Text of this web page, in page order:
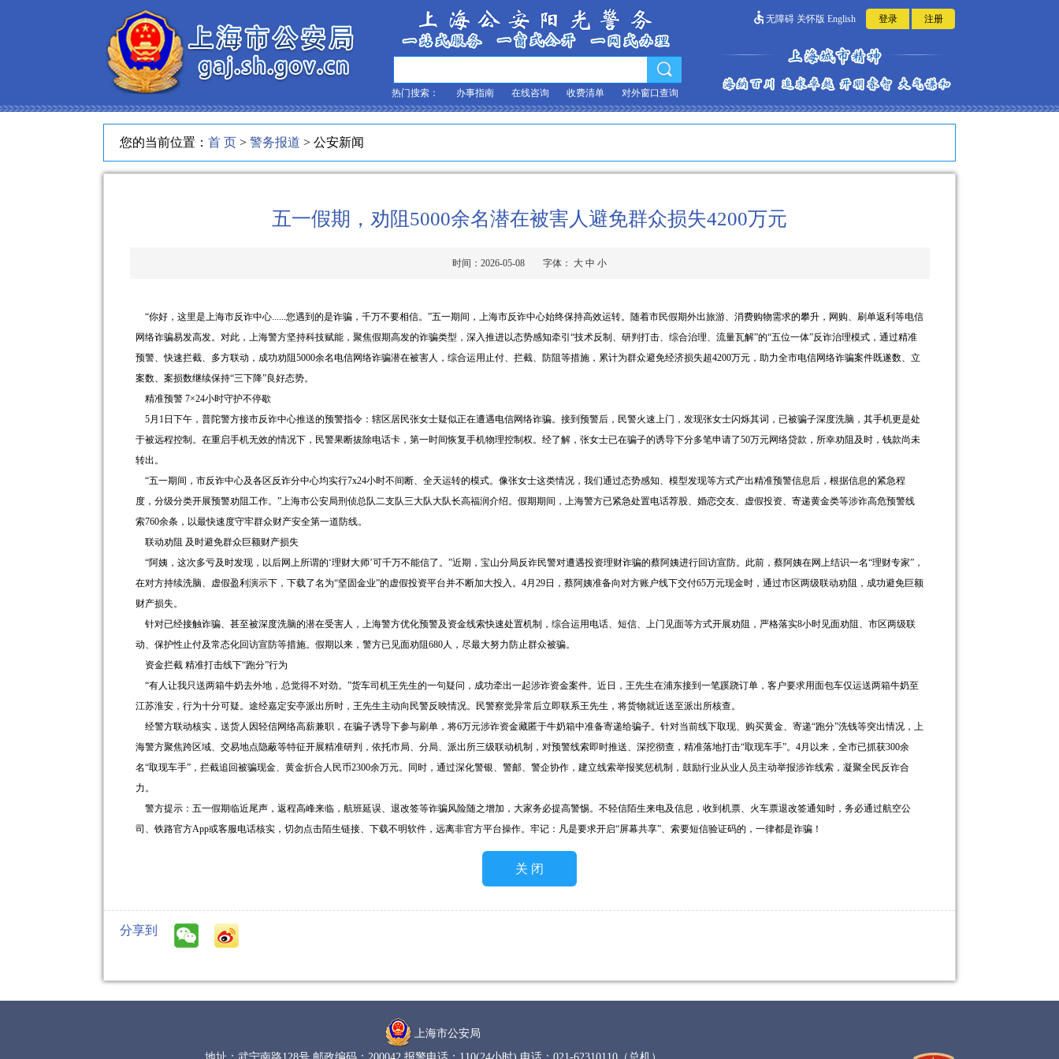
无障碍 关怀版 English
热门搜索： 办事指南 在线咨询 收费清单 对外窗口查询
您的当前位置： 首 页 > 警务报道 > 公安新闻
五一假期，劝阻5000余名潜在被害人避免群众损失4200万元
时间：2026-05-08 字体： 大 中 小
“你好，这里是上海市反诈中心......您遇到的是诈骗，千万不要相信。”五一期间，上海市反诈中心始终保持高效运转。随着市民假期外出旅游、消费购物需求的攀升，网购、刷单返利等电信
网络诈骗易发高发。对此，上海警方坚持科技赋能，聚焦假期高发的诈骗类型，深入推进以态势感知牵引“技术反制、研判打击、综合治理、流量瓦解”的“五位一体”反诈治理模式，通过精准
预警、快速拦截、多方联动，成功劝阻5000余名电信网络诈骗潜在被害人，综合运用止付、拦截、防阻等措施，累计为群众避免经济损失超4200万元，助力全市电信网络诈骗案件既遂数、立
案数、案损数继续保持“三下降”良好态势。
精准预警 7×24小时守护不停歇
5月1日下午，普陀警方接市反诈中心推送的预警指令：辖区居民张女士疑似正在遭遇电信网络诈骗。接到预警后，民警火速上门，发现张女士闪烁其词，已被骗子深度洗脑，其手机更是处
于被远程控制。在重启手机无效的情况下，民警果断拔除电话卡，第一时间恢复手机物理控制权。经了解，张女士已在骗子的诱导下分多笔申请了50万元网络贷款，所幸劝阻及时，钱款尚未
转出。
“五一期间，市反诈中心及各区反诈分中心均实行7x24小时不间断、全天运转的模式。像张女士这类情况，我们通过态势感知、模型发现等方式产出精准预警信息后，根据信息的紧急程
度，分级分类开展预警劝阻工作。”上海市公安局刑侦总队二支队三大队大队长高福润介绍。假期期间，上海警方已紧急处置电话荐股、婚恋交友、虚假投资、寄递黄金类等涉诈高危预警线
索760余条，以最快速度守牢群众财产安全第一道防线。
联动劝阻 及时避免群众巨额财产损失
“阿姨，这次多亏及时发现，以后网上所谓的‘理财大师’可千万不能信了。”近期，宝山分局反诈民警对遭遇投资理财诈骗的蔡阿姨进行回访宣防。此前，蔡阿姨在网上结识一名“理财专家”，
在对方持续洗脑、虚假盈利演示下，下载了名为“坚固金业”的虚假投资平台并不断加大投入。4月29日，蔡阿姨准备向对方账户线下交付65万元现金时，通过市区两级联动劝阻，成功避免巨额
财产损失。
针对已经接触诈骗、甚至被深度洗脑的潜在受害人，上海警方优化预警及资金线索快速处置机制，综合运用电话、短信、上门见面等方式开展劝阻，严格落实8小时见面劝阻、市区两级联
动、保护性止付及常态化回访宣防等措施。假期以来，警方已见面劝阻680人，尽最大努力防止群众被骗。
资金拦截 精准打击线下“跑分”行为
“有人让我只送两箱牛奶去外地，总觉得不对劲。”货车司机王先生的一句疑问，成功牵出一起涉诈资金案件。近日，王先生在浦东接到一笔蹊跷订单，客户要求用面包车仅运送两箱牛奶至
江苏淮安，行为十分可疑。途经嘉定安亭派出所时，王先生主动向民警反映情况。民警察觉异常后立即联系王先生，将货物就近送至派出所核查。
经警方联动核实，送货人因轻信网络高薪兼职，在骗子诱导下参与刷单，将6万元涉诈资金藏匿于牛奶箱中准备寄递给骗子。针对当前线下取现、购买黄金、寄递“跑分”洗钱等突出情况，上
海警方聚焦跨区域、交易地点隐蔽等特征开展精准研判，依托市局、分局、派出所三级联动机制，对预警线索即时推送、深挖彻查，精准落地打击“取现车手”。4月以来，全市已抓获300余
名“取现车手”，拦截追回被骗现金、黄金折合人民币2300余万元。同时，通过深化警银、警邮、警企协作，建立线索举报奖惩机制，鼓励行业从业人员主动举报涉诈线索，凝聚全民反诈合
力。
警方提示：五一假期临近尾声，返程高峰来临，航班延误、退改签等诈骗风险随之增加，大家务必提高警惕。不轻信陌生来电及信息，收到机票、火车票退改签通知时，务必通过航空公
司、铁路官方App或客服电话核实，切勿点击陌生链接、下载不明软件，远离非官方平台操作。牢记：凡是要求开启“屏幕共享”、索要短信验证码的，一律都是诈骗！
分享到
上海市公安局